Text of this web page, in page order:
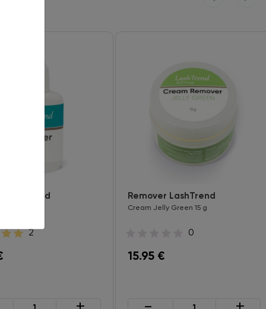
LashTrend
2
Remover LashTrend
Cream Jelly Green 15 g
0
15.95 €